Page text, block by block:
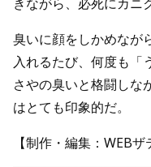
臭いに顔をしかめなが
入れるたび、何度も「
さやの臭いと格闘しな
はとても印象的だ。
【制作・編集：WEB